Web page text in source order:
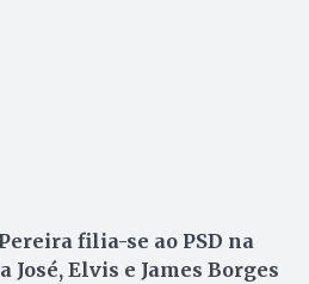
filia-se ao PSD na
Elvis e James Borges